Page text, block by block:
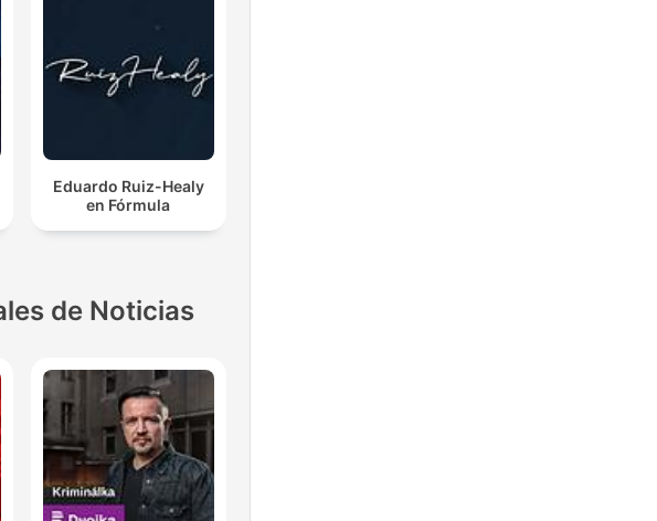
Eduardo Ruiz-Healy
en Fórmula
de Noticias